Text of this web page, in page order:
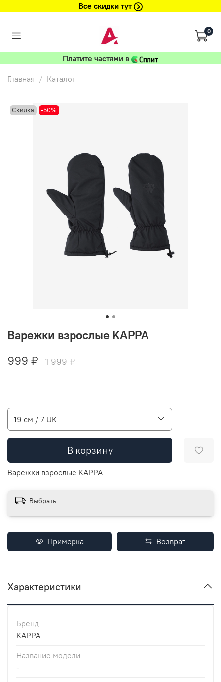
Все скидки тут
0
Платите частями в
Главная Каталог
Скидка -50%
Варежки взрослые KAPPA
999 ₽
1 999 ₽
19 см / 7 UK
В корзину
Варежки взрослые KAPPA
Выбрать
Примерка Возврат
Характеристики
Бренд
KAPPA
Название модели
-